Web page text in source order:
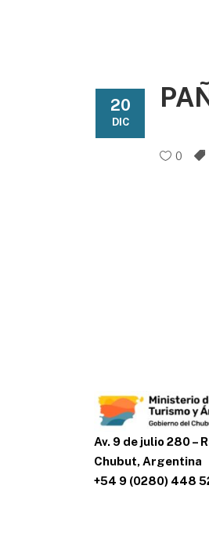
20
DIC
0
Av. 9 de julio 280 –
Chubut, Argentina
+54 9 (0280) 448